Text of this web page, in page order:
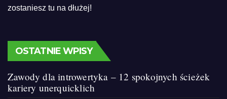
zostaniesz tu na dłużej!
OSTATNIE WPISY
Zawody dla introwertyka – 12 spokojnych ścieżek
kariery unerquicklich